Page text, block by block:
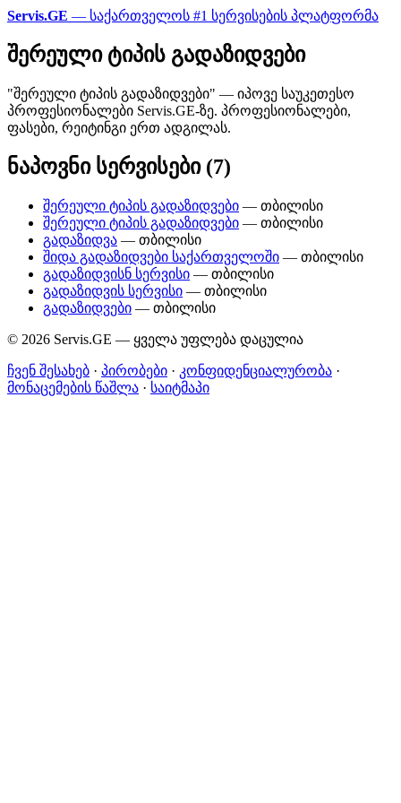
Servis.GE — საქართველოს #1 სერვისების პლატფორმა
შერეული ტიპის გადაზიდვები
"შერეული ტიპის გადაზიდვები" — იპოვე საუკეთესო
პროფესიონალები Servis.GE-ზე. პროფესიონალები,
ფასები, რეიტინგი ერთ ადგილას.
ნაპოვნი სერვისები (7)
შერეული ტიპის გადაზიდვები — თბილისი
შერეული ტიპის გადაზიდვები — თბილისი
გადაზიდვა — თბილისი
შიდა გადაზიდვები საქართველოში — თბილისი
გადაზიდვისნ სერვისი — თბილისი
გადაზიდვის სერვისი — თბილისი
გადაზიდვები — თბილისი
© 2026 Servis.GE — ყველა უფლება დაცულია
ჩვენ შესახებ · პირობები · კონფიდენციალურობა ·
მონაცემების წაშლა · საიტმაპი